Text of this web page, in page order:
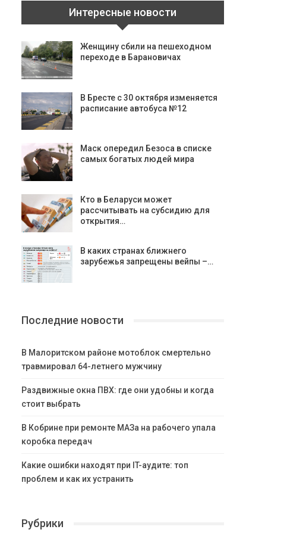
Интересные новости
Женщину сбили на пешеходном
переходе в Барановичах
В Бресте с 30 октября изменяется
расписание автобуса №12
Маск опередил Безоса в списке
самых богатых людей мира
Кто в Беларуси может
рассчитывать на субсидию для
открытия…
В каких странах ближнего
зарубежья запрещены вейпы –…
Последние новости
В Малоритском районе мотоблок смертельно
травмировал 64-летнего мужчину
Раздвижные окна ПВХ: где они удобны и когда
стоит выбрать
В Кобрине при ремонте МАЗа на рабочего упала
коробка передач
Какие ошибки находят при IT-аудите: топ
проблем и как их устранить
Рубрики